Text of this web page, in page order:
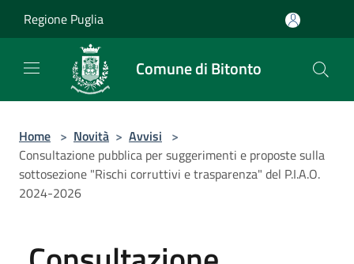
Regione Puglia
Comune di Bitonto
Home > Novità > Avvisi >
Consultazione pubblica per suggerimenti e proposte sulla
sottosezione "Rischi corruttivi e trasparenza" del P.I.A.O.
2024-2026